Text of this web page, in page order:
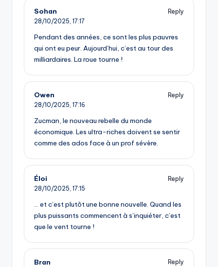
Sohan
Reply
28/10/2025, 17:17
Pendant des années, ce sont les plus pauvres
qui ont eu peur. Aujourd’hui, c’est au tour des
milliardaires. La roue tourne !
Owen
Reply
28/10/2025, 17:16
Zucman, le nouveau rebelle du monde
économique. Les ultra-riches doivent se sentir
comme des ados face à un prof sévère.
Éloi
Reply
28/10/2025, 17:15
… et c’est plutôt une bonne nouvelle. Quand les
plus puissants commencent à s’inquiéter, c’est
que le vent tourne !
Bran
Reply